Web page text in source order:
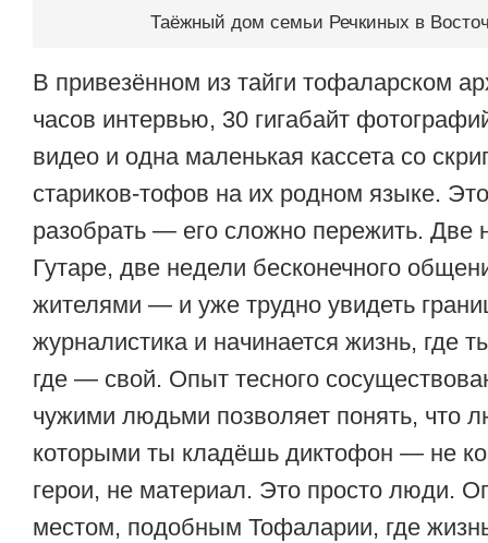
Таёжный дом семьи Речкиных в
В привезённом из тайги тофаларском
часов интервью, 30 гигабайт
видео и одна маленькая кассета со
стариков-тофов на их родном языке.
разобрать — его сложно пережить. Две
Гутаре, две недели бесконечного
жителями — и уже трудно увидеть
журналистика и начинается жизнь, где
где — свой. Опыт тесного
чужими людьми позволяет понять, что
которыми ты кладёшь диктофон — не
герои, не материал. Это просто люди.
местом, подобным Тофаларии, где